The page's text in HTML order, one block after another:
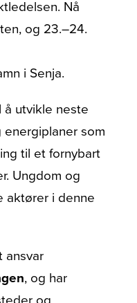
Nå
og 23.–24.
i Senja.
å utvikle neste
som
til et fornybart
Ungdom og
i denne
ansvar
, og har
og